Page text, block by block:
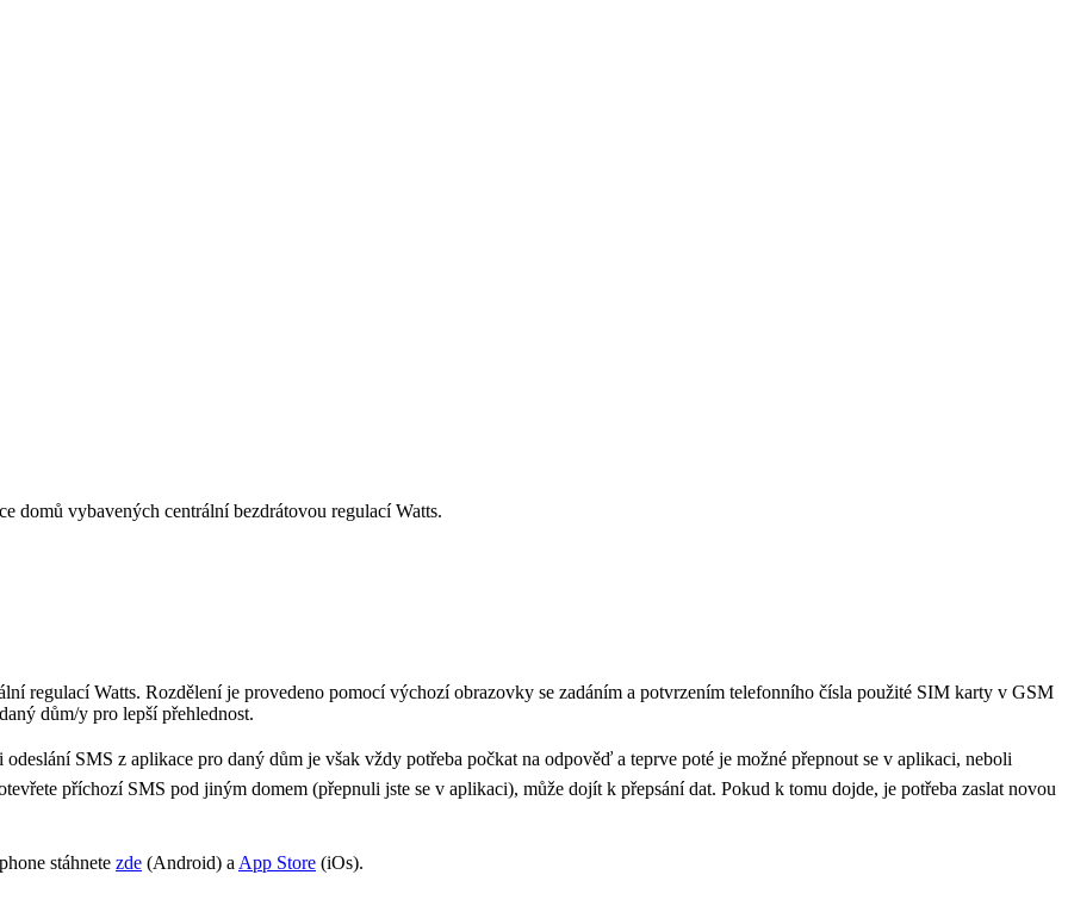
domů vybavených centrální bezdrátovou regulací Watts.
regulací Watts. Rozdělení je provedeno pomocí výchozí obrazovky se zadáním a potvrzením telefonního čísla použité SIM karty v GSM
dům/y pro lepší přehlednost.
odeslání SMS z aplikace pro daný dům je však vždy potřeba počkat na odpověď a teprve poté je možné přepnout se v aplikaci, neboli
příchozí SMS pod jiným domem (přepnuli jste se v aplikaci), může dojít k přepsání dat. Pokud k tomu dojde, je potřeba zaslat novou
stáhnete zde (Android) a App Store (iOs).